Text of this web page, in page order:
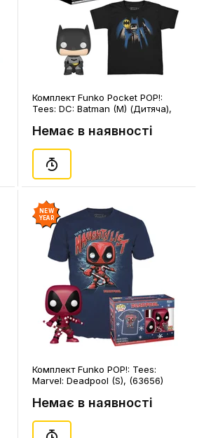
Комплект Funko Pocket POP!:
Tees: DC: Batman (M) (Дитяча),
Немає в наявності
NEW
YEAR
Комплект Funko POP!: Tees:
Marvel: Deadpool (S), (63656)
Немає в наявності